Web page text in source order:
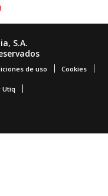
S.A.
de uso Cookies
Utiq